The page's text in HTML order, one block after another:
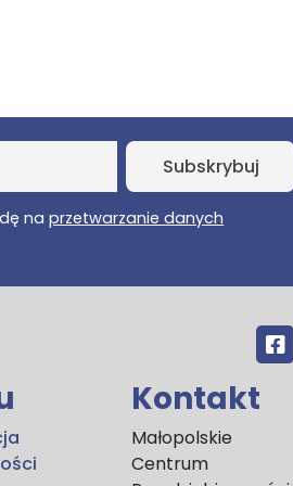
naprzetwarzanie danych
Kontakt
Małopolskie
Centrum